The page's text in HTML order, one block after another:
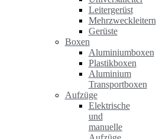
Leitergerüst
Mehrzweckleitern
Gerüste
Boxen
Aluminiumboxen
Plastikboxen
Aluminium
Transportboxen
Aufzüge
Elektrische
und
manuelle